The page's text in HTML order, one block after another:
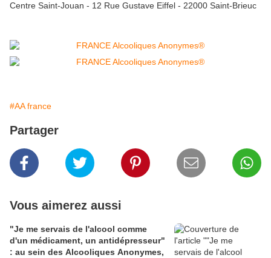
Centre Saint-Jouan - 12 Rue Gustave Eiffel - 22000 Saint-Brieuc
#AA france
Partager
Vous aimerez aussi
"Je me servais de l'alcool comme
d'un médicament, un antidépresseur"
: au sein des Alcooliques Anonymes,